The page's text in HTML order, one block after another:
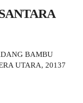
BAMBU
UTARA, 20137